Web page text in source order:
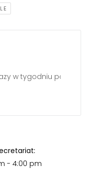
w tygodniu po 60 min.
- 4:00 pm